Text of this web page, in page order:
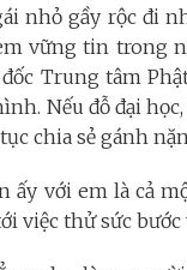
nhỏ gầy rộc đi
vững tin trong
Trung tâm
Nếu đỗ đại
chia sẻ gánh
ấy với em là cả
việc thử sức bước